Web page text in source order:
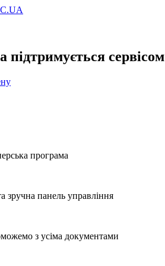
підтримується сервісом
програма
зручна панель управління
з усіма документами